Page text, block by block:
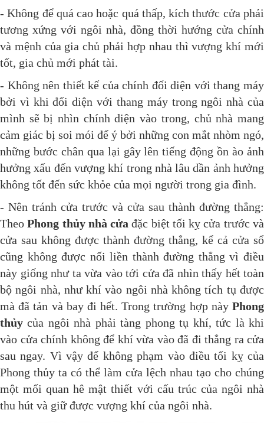
- Không để quá cao hoặc quá thấp, kích thước cửa phải
tương xứng với ngôi nhà, đồng thời hướng cửa chính
và mệnh của gia chủ phải hợp nhau thì vượng khí mới
tốt, gia chủ mới phát tài.
- Không nên thiết kế của chính đối diện với thang máy
bởi vì khi đối diện với thang máy trong ngôi nhà của
mình sẽ bị nhìn chính diện vào trong, chủ nhà mang
cảm giác bị soi mói để ý bởi những con mắt nhòm ngó,
những bước chân qua lại gây lên tiếng động ồn ào ảnh
hưởng xấu đến vượng khí trong nhà lâu dần ảnh hưởng
không tốt đến sức khỏe của mọi người trong gia đình.
- Nên tránh cửa trước và cửa sau thành đường thẳng:
TheoPhong thủy nhà cửa đặc biệt tối kỵ cửa trước và
cửa sau không được thành đường thẳng, kể cả cửa sổ
cũng không được nối liền thành đường thẳng vì điều
này giống như ta vừa vào tới cửa đã nhìn thấy hết toàn
bộ ngôi nhà, như khí vào ngôi nhà không tích tụ được
mà đã tản và bay đi hết. Trong trường hợp này Phong
thủycủa ngôi nhà phải tàng phong tụ khí, tức là khi
vào cửa chính không để khí vừa vào đã đi thẳng ra cửa
sau ngay. Vì vậy để không phạm vào điều tối kỵ của
Phong thủy ta có thể làm cửa lệch nhau tạo cho chúng
một mối quan hê mật thiết với cấu trúc của ngôi nhà
thu hút và giữ được vượng khí của ngôi nhà.